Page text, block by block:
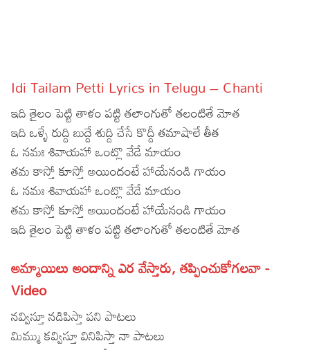
Articles
Facts
Devotional
Christianity
Hinduism
Hindi
Lyrics in Hindi – Devotional Songs
Tamil
Lyrics in Tamil – Movie Songs
Lyrics in Kannada – Movie Songs
Idi Tailam Petti Lyrics in Telugu – Chanti
ఇది తైలం పెట్టి తాళం పట్టి తలాంగుతో తలంటితే మోత
ఇది ఒళ్ళే రుద్ది బుద్దే శుద్ది చేసే కొద్దీ తమాషాలే తీత
ఓ నమః శివాయహా ఒంట్లొ వేడే మాయం
తమ కాస్తో కూస్తో అయిందంటే హాయేనండి గాయం
ఓ నమః శివాయహా ఒంట్లొ వేడే మాయం
తమ కాస్తో కూస్తో అయిందంటే హాయేనండి గాయం
ఇది తైలం పెట్టి తాళం పట్టి తలాంగుతో తలంటితే మోత
అమ్మాయిలు అందాన్ని ఎర వేస్తారు, తప్పించుకోగలవా -
Video
నవ్విస్తూ నడిపిస్తా పని పాటలు
మిమ్ము కవ్విస్తూ వినిపిస్తా నా పాటలు